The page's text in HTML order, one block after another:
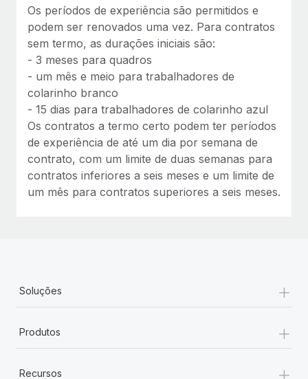
Os períodos de experiência são permitidos e
podem ser renovados uma vez. Para contratos
sem termo, as durações iniciais são:
- 3 meses para quadros
- um mês e meio para trabalhadores de
colarinho branco
- 15 dias para trabalhadores de colarinho azul
Os contratos a termo certo podem ter períodos
de experiência de até um dia por semana de
contrato, com um limite de duas semanas para
contratos inferiores a seis meses e um limite de
um mês para contratos superiores a seis meses.
Soluções +
Produtos +
Recursos +